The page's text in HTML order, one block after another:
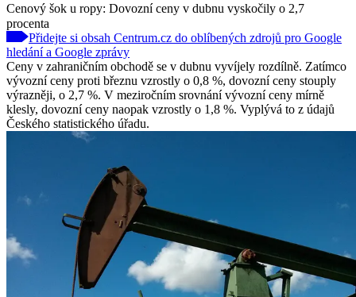
Cenový šok u ropy: Dovozní ceny v dubnu vyskočily o 2,7
procenta
Přidejte si obsah Centrum.cz do oblíbených zdrojů pro Google
hledání a Google zprávy
Ceny v zahraničním obchodě se v dubnu vyvíjely rozdílně. Zatímco
vývozní ceny proti březnu vzrostly o 0,8 %, dovozní ceny stouply
výrazněji, o 2,7 %. V meziročním srovnání vývozní ceny mírně
klesly, dovozní ceny naopak vzrostly o 1,8 %. Vyplývá to z údajů
Českého statistického úřadu.